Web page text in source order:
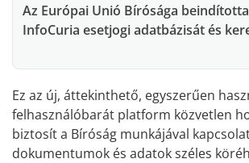
Az Európai Unió Bírósága
InfoCuria esetjogi adatbázisát és
Ez az új, áttekinthető, egyszerűen
felhasználóbarát platform közvetlen
biztosít a Bíróság munkájával
dokumentumok és adatok széles